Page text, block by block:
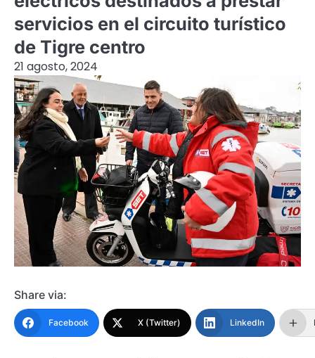
servicios en el circuito turístico
de Tigre centro
21 agosto, 2024
Share via:
Facebook X (Twitter) LinkedIn